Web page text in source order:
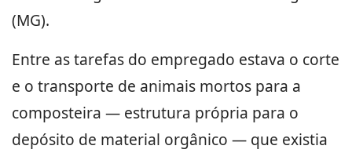
(MG).
Entre as tarefas do empregado estava o corte
e o transporte de animais mortos para a
composteira — estrutura própria para o
depósito de material orgânico — que existia